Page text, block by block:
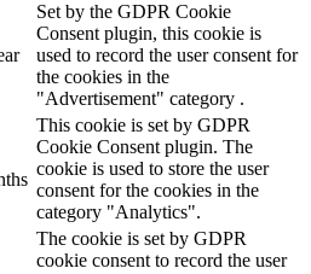
Set by the GDPR Cookie
Consent plugin, this cookie is
used to record the user consent for
the cookies in the
"Advertisement" category .
This cookie is set by GDPR
Cookie Consent plugin. The
cookie is used to store the user
consent for the cookies in the
category "Analytics".
The cookie is set by GDPR
cookie consent to record the user